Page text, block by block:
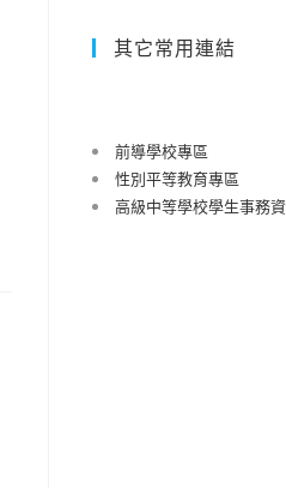
其它常用連結
前導學校專區
性別平等教育專區
高級中等學校學生事務